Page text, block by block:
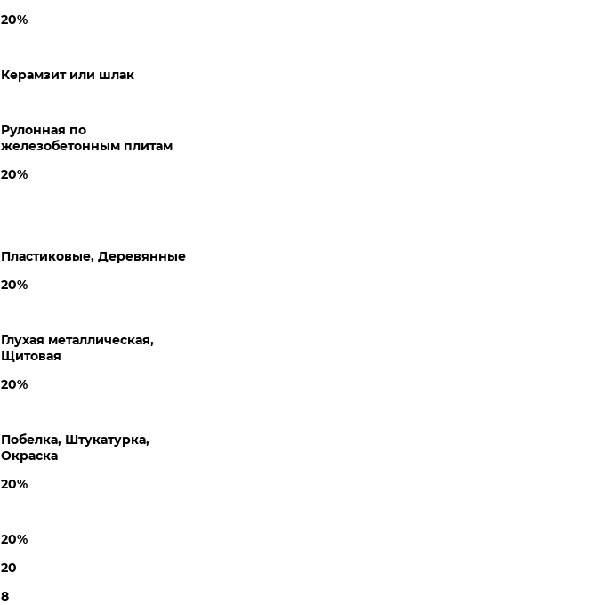
20%
Керамзит или шлак
Рулонная по
железобетонным плитам
20%
Пластиковые, Деревянные
20%
Глухая металлическая,
Щитовая
20%
Побелка, Штукатурка,
Окраска
20%
20%
20
8